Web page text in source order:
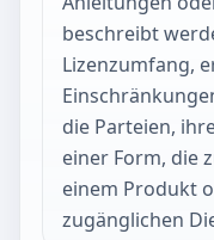
beschreibt
Lizenzumfang,
die Parteien,
einer Form, die
einem Produkt
zugänglichen